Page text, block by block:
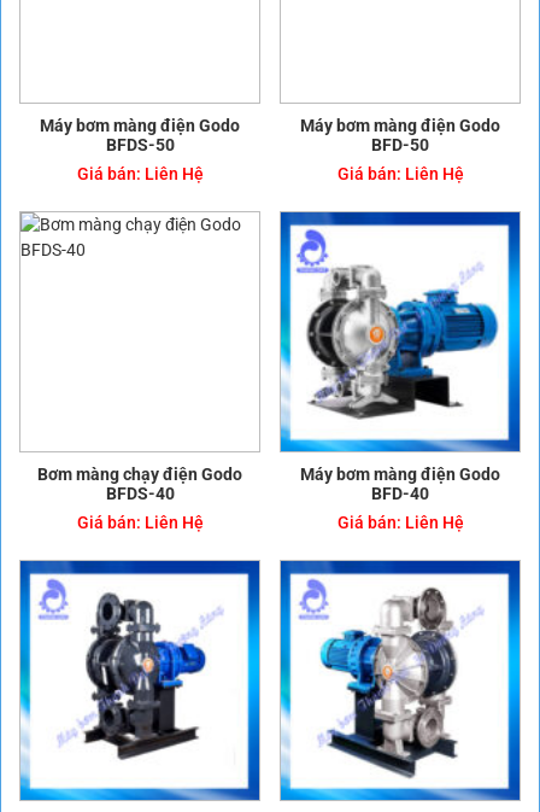
Máy bơm màng điện Godo
BFDS-50
Giá bán: Liên Hệ
Máy bơm màng điện Godo
BFD-50
Giá bán: Liên Hệ
Bơm màng chạy điện Godo
BFDS-40
Giá bán: Liên Hệ
Máy bơm màng điện Godo
BFD-40
Giá bán: Liên Hệ